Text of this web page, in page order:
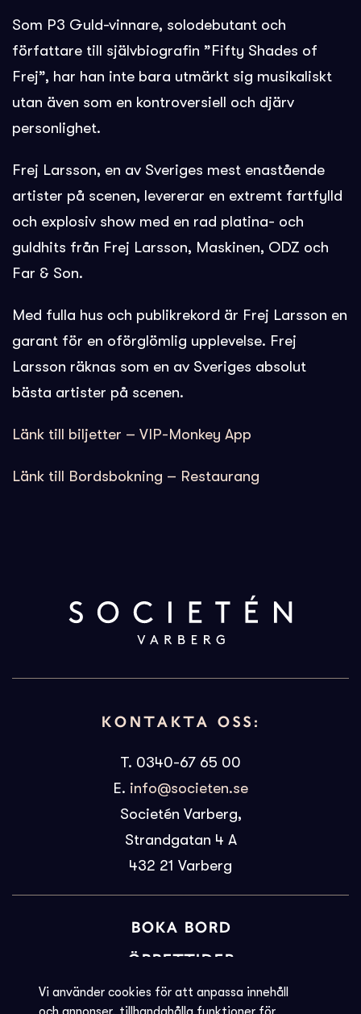
Vi använder cookies för att anpassa innehåll
Som P3 Guld-vinnare, solodebutant och
författare till självbiografin ”Fifty Shades of
Frej”, har han inte bara utmärkt sig musikaliskt
utan även som en kontroversiell och djärv
personlighet.
Frej Larsson, en av Sveriges mest enastående
artister på scenen, levererar en extremt fartfylld
och explosiv show med en rad platina- och
guldhits från Frej Larsson, Maskinen, ODZ och
Far & Son.
Med fulla hus och publikrekord är Frej Larsson en
garant för en oförglömlig upplevelse. Frej
Larsson räknas som en av Sveriges absolut
bästa artister på scenen.
Länk till biljetter – VIP-Monkey App
Länk till Bordsbokning – Restaurang
KONTAKTA OSS:
T. 0340-67 65 00
E. info@societen.se
Societén Varberg,
Strandgatan 4 A
432 21 Varberg
BOKA BORD
ÖPPETTIDER
BILJETTINFORMATION